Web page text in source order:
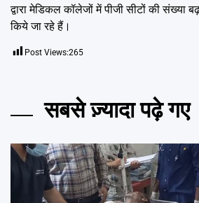
द्वारा मेडिकल कॉलेजों में पीजी सीटों की संख्या
किये जा रहे हैं।
Post Views:265
सबसे ज़्यादा पढ़े गए